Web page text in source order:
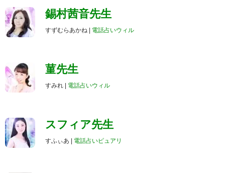
錫村茜音先生
すずむらあかね | 電話占いウィル
菫先生
すみれ | 電話占いウィル
スフィア先生
すふぃあ | 電話占いピュアリ